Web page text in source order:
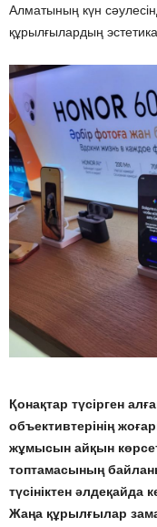
Алматының күн
құрылғылардың
Қонақтар түсірген
объективтерінің
жұмысын айқын
топтамасының
түсініктен
Жаңа құрылғылар